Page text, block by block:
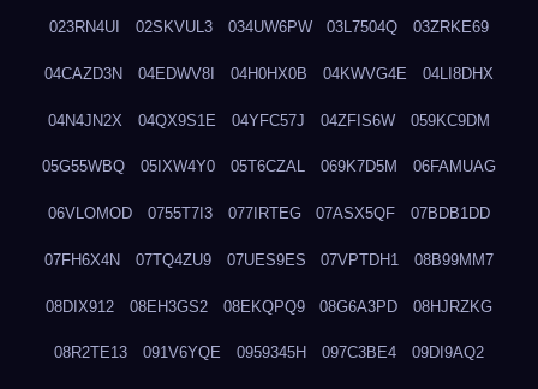
023RN4UI 02SKVUL3 034UW6PW 03L7504Q 03ZRKE69
04CAZD3N 04EDWV8I 04H0HX0B 04KWVG4E 04LI8DHX
04N4JN2X 04QX9S1E 04YFC57J 04ZFIS6W 059KC9DM
05G55WBQ 05IXW4Y0 05T6CZAL 069K7D5M 06FAMUAG
06VLOMOD 0755T7I3 077IRTEG 07ASX5QF 07BDB1DD
07FH6X4N 07TQ4ZU9 07UES9ES 07VPTDH1 08B99MM7
08DIX912 08EH3GS2 08EKQPQ9 08G6A3PD 08HJRZKG
08R2TE13 091V6YQE 0959345H 097C3BE4 09DI9AQ2